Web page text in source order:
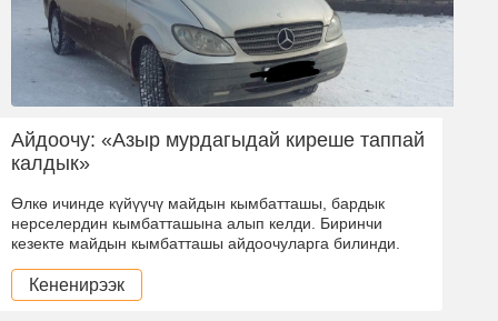
Айдоочу: «Азыр мурдагыдай киреше таппай
калдык»
Өлкө ичинде күйүүчү майдын кымбатташы, бардык
нерселердин кымбатташына алып келди. Биринчи
кезекте майдын кымбатташы айдоочуларга билинди.
Кененирээк